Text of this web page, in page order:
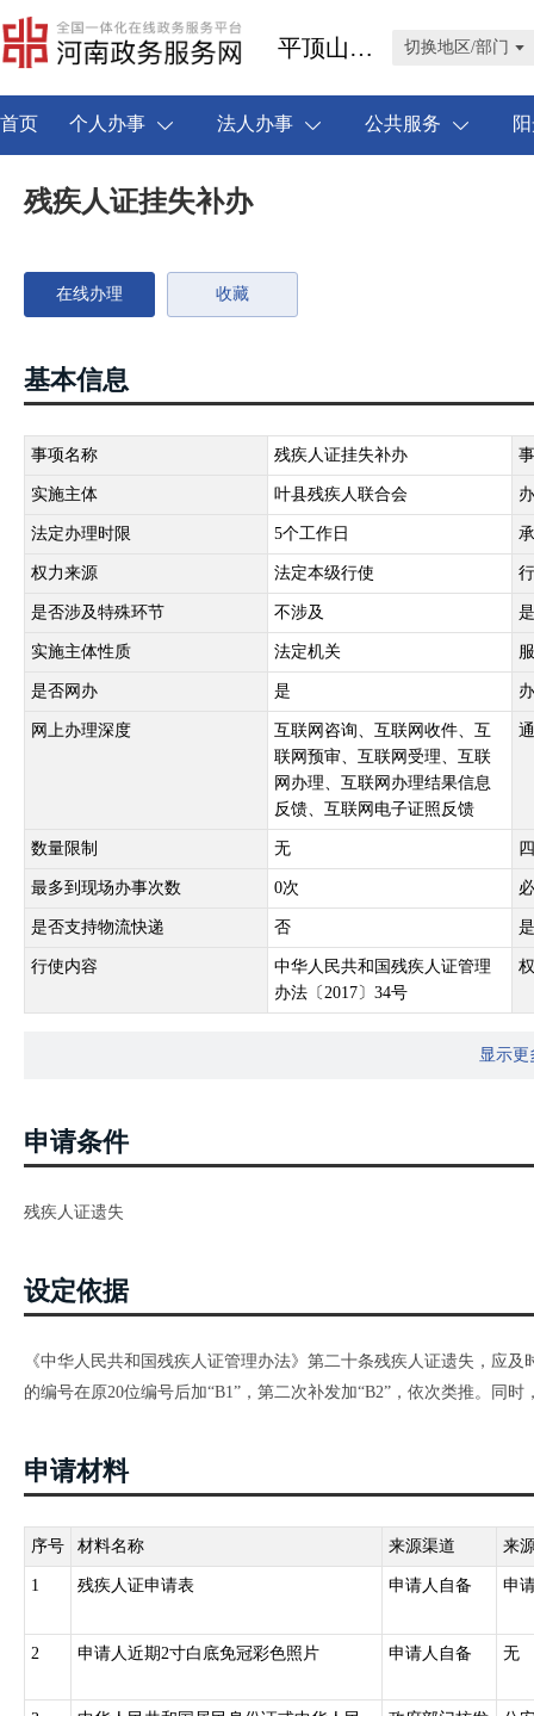
平顶山市叶县 切换地区/部门
首页 个人办事 法人办事 公共服务
残疾人证挂失补办
在线办理 收藏
基本信息
事项名称 残疾人证挂失补办
实施主体 叶县残疾人联合会
法定办理时限 5个工作日
权力来源 法定本级行使
是否涉及特殊环节 不涉及
实施主体性质 法定机关
是否网办 是
网上办理深度
互联网咨询、互联网收件、互
联网预审、互联网受理、互联
网办理、互联网办理结果信息
反馈、互联网电子证照反馈
数量限制 无
最多到现场办事次数 0次
是否支持物流快递 否
行使内容
中华人民共和国残疾人证管理
办法〔2017〕34号
显示更
申请条件
残疾人证遗失
设定依据
《中华人民共和国残疾人证管理办法》第二十条残疾人证遗失，应
的编号在原20位编号后加“B1”，第二次补发加“B2”，依次类推。同
申请材料
序号 材料名称 来源渠道 来
1 残疾人证申请表 申请人自备 申
2 申请人近期2寸白底免冠彩色照片 申请人自备 无